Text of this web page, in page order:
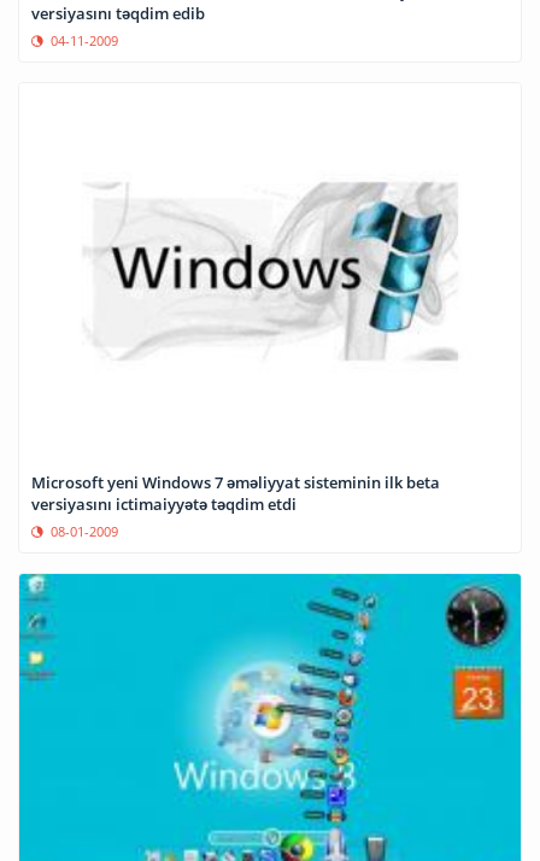
versiyasını təqdim edib
04-11-2009
Microsoft yeni Windows 7 əməliyyat sisteminin ilk beta
versiyasını ictimaiyyətə təqdim etdi
08-01-2009